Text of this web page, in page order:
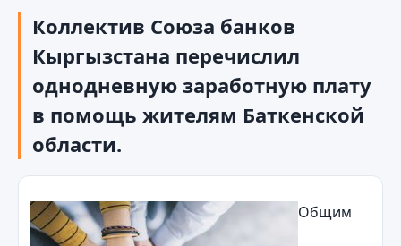
Новости
Академия
Члены и партнеры
Сотрудничество
Контакты
Коллектив Союза банков
Кыргызстана перечислил
однодневную заработную плату
в помощь жителям Баткенской
области.
Общим